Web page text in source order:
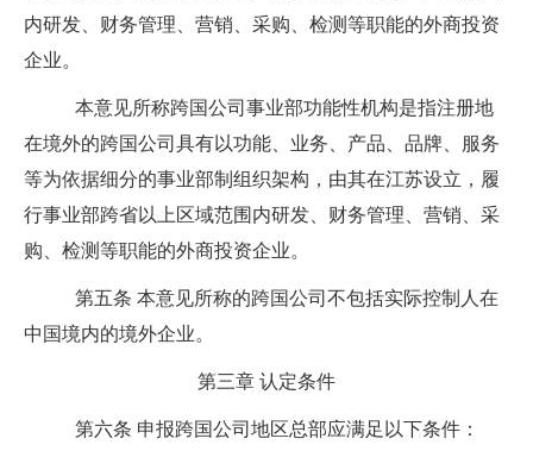
内研发、财务管理、营销、采购、检测等职能的外商投资
企业。
本意见所称跨国公司事业部功能性机构是指注册地
在境外的跨国公司具有以功能、业务、产品、品牌、服务
等为依据细分的事业部制组织架构，由其在江苏设立，履
行事业部跨省以上区域范围内研发、财务管理、营销、采
购、检测等职能的外商投资企业。
第五条 本意见所称的跨国公司不包括实际控制人在
中国境内的境外企业。
第三章 认定条件
第六条 申报跨国公司地区总部应满足以下条件：